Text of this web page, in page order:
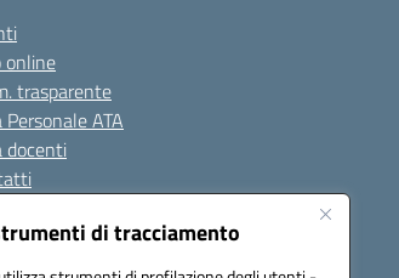
di tracciamento
online
trasparente
Personale ATA
docenti